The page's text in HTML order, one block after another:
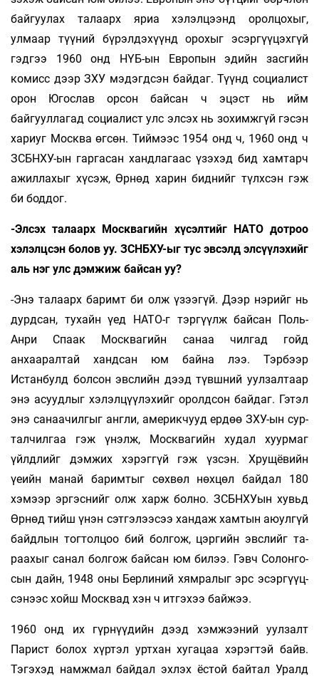
байгуулах талаарх яриа хэлэлцээнд оролцохыг,
улмаар түүний бүрэлдэхүүнд орохыг эсэргүүцэхгүй
гэдгээ 1960 онд НҮБ-ын Европын эдийн засгийн
комисс дээр ЗХУ мэдэгдсэн байдаг. Түүнд социалист
орон Югослав орсон байсан ч эцэст нь ийм
байгууллагад социалист улс элсэх нь зохимжгүй гэсэн
хариуг Москва өгсөн. Тиймээс 1954 онд ч, 1960 онд ч
ЗСБНХУ-ын гаргасан хандлагаас үзэхэд бид хамтарч
ажиллахыг хүсэж, Өрнөд харин биднийг түлхсэн гэж
би боддог.
-Элсэх талаарх Москвагийн хүсэлтийг НАТО дотроо
хэлэлцсэн болов уу. ЗСНБХУ-ыг тус эвсэлд элсүүлэхийг
аль нэг улс дэмжиж байсан уу?
-Энэ талаарх баримт би олж үзээгүй. Дээр нэрийг нь
дурдсан, тухайн үед НАТО-г тэр­гүүлж байсан Поль-
Анри Спаак Москвагийн са­наа­­ чилгад гойд
анхааралтай хандсан юм бай­на лээ. Тэрбээр
Истанбулд болсон эвслийн дээд түвшний уулзалтаар
энэ асуудлыг хэлэл­цүү­лэхийг оролдсон байдаг. Гэтэл
энэ санаа­чилгыг англи, америкчууд ердөө ЗХУ-ын сур­
тал­чил­гаа гэж үнэлж, Москвагийн худал хуурмаг
үйлдлийг дэмжих хэрэггүй гэж үзсэн. Хру­щё­вийн
үеийн манай баримтыг сөхвөл нөхцөл бай­дал 180
хэмээр эргэснийг олж харж бол­но. ЗСБНХУын хувьд
Өрнөд тийш үнэн сэтгэлээсээ хандаж хамтын аюулгүй
байдлын тог­тол­цоо бий болгож, цэргийн эвслийг та­
раахыг са­нал болгож байсан юм билээ. Гэвч Солон­го­
сын дайн, 1948 оны Берлиний хямралыг эрс эсэр­гүүц­
сэнээс хойш Москвад хэн ч итгэхээ бай­жээ.
1960 онд их гүрнүүдийн дээд хэмжээний уулзалт
Парист болох хүртэл уртхан хугацаа хэрэгтэй байв.
Тэгэхэд намжмал байдал эхлэх ёстой байтал Уралд